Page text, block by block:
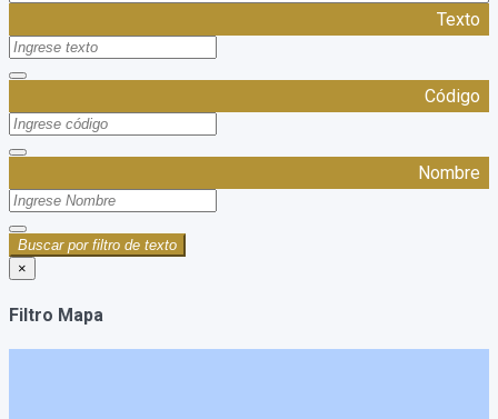
Texto
Código
Nombre
Buscar por filtro de texto
×
Filtro Mapa